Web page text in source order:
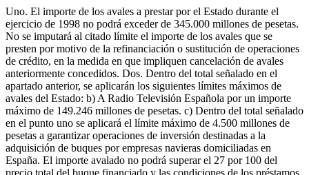
Uno. El importe de los avales a prestar por el Estado durante el
ejercicio de 1998 no podrá exceder de 345.000 millones de pesetas.
No se imputará al citado límite el importe de los avales que se
presten por motivo de la refinanciación o sustitución de operaciones
de crédito, en la medida en que impliquen cancelación de avales
anteriormente concedidos. Dos. Dentro del total señalado en el
apartado anterior, se aplicarán los siguientes límites máximos de
avales del Estado: b) A Radio Televisión Española por un importe
máximo de 149.246 millones de pesetas. c) Dentro del total señalado
en el punto uno se aplicará el límite máximo de 4.500 millones de
pesetas a garantizar operaciones de inversión destinadas a la
adquisición de buques por empresas navieras domiciliadas en
España. El importe avalado no podrá superar el 27 por 100 del
precio total del buque financiado y las condiciones de los préstamos